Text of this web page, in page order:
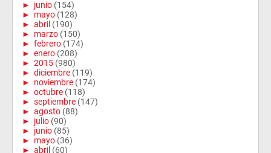
► junio (154)
► mayo (128)
► abril (190)
► marzo (150)
► febrero (174)
► enero (208)
► 2015 (980)
► diciembre (119)
► noviembre (174)
► octubre (118)
► septiembre (147)
► agosto (88)
► julio (90)
► junio (85)
► mayo (36)
► abril (60)